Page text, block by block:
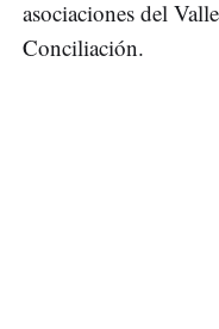
asociaciones del
Conciliación.